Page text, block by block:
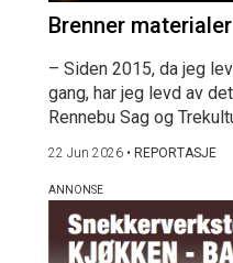
Brenner
– Siden 2015, da jeg
gang, har jeg levd av
Rennebu Sag og
22 Jun 2026 • REPORTASJE